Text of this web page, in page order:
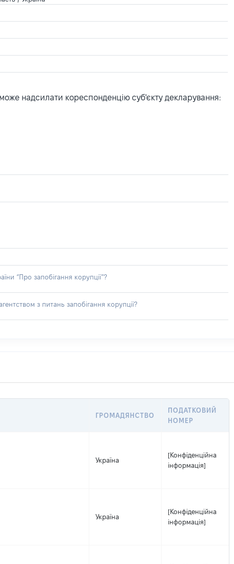
надсилати кореспонденцію суб'єкту декларування:
“Про запобігання корупції”?
з питань запобігання корупції?
ГРОМАДЯНСТВО
ПОДАТКОВИЙ
НОМЕР
Україна
[Конфіденційна
інформація]
Україна
[Конфіденційна
інформація]